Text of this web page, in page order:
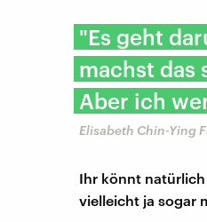
"Es geht
machst das
Aber ich
Elisabeth Chin-Ying
Ihr könnt natürlich
vielleicht ja sogar